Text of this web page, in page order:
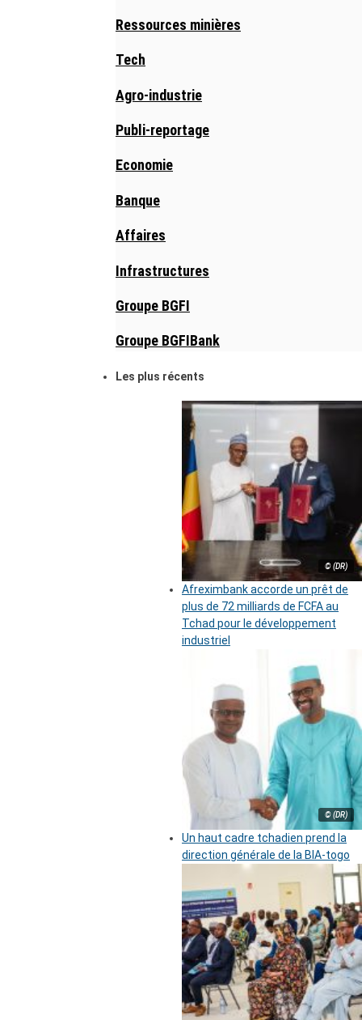
Ressources minières
Tech
Agro-industrie
Publi-reportage
Economie
Banque
Affaires
Infrastructures
Groupe BGFI
Groupe BGFIBank
Les plus récents
© (DR)
Afreximbank accorde un prêt de
plus de 72 milliards de FCFA au
Tchad pour le développement
industriel
© (DR)
Un haut cadre tchadien prend la
direction générale de la BIA-togo